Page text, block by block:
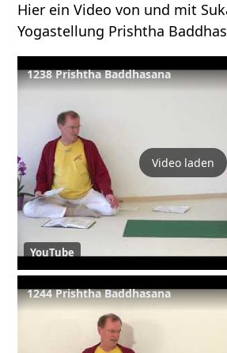
Hier ein Video von und mit
Yogastellung Prishtha
1238 Prishtha Baddhasana
Video laden
YouTube
1244 Prishtha Baddhasana